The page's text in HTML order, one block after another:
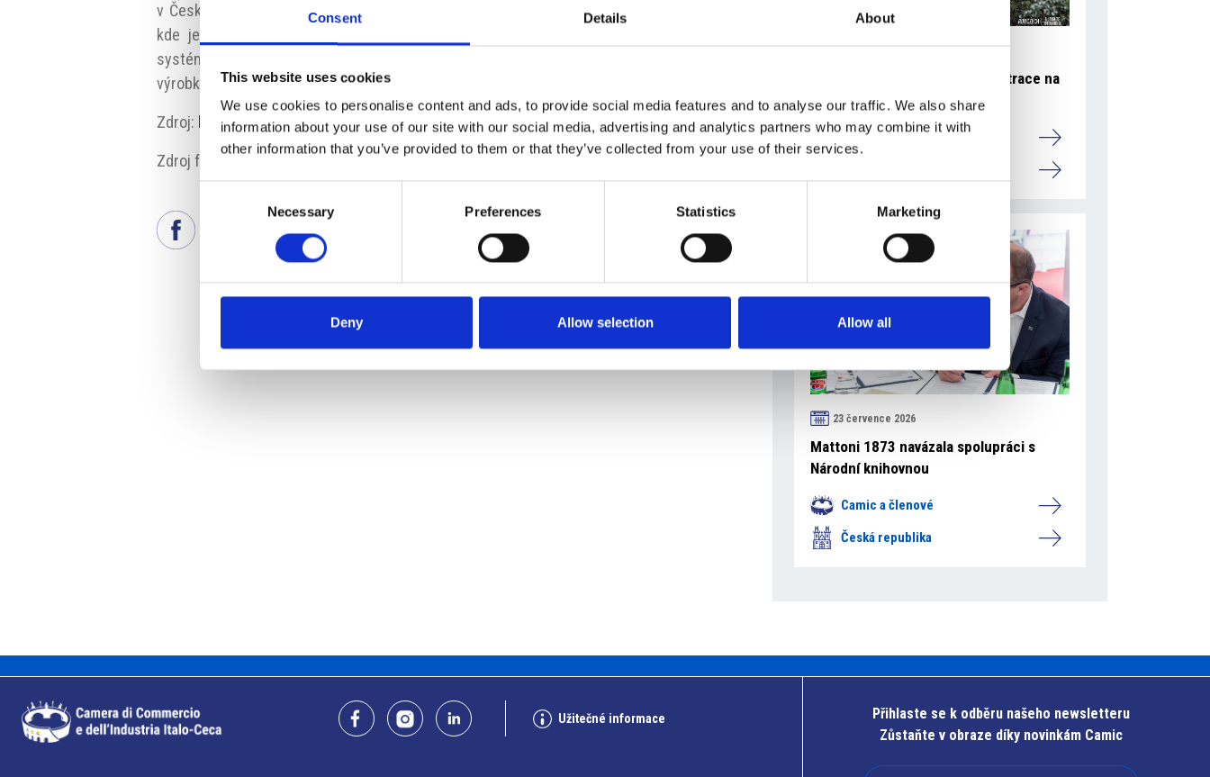
Consent Details About
This website uses cookies
We use cookies to personalise content and ads, to provide social media features and to analyse our traffic. We also share
information about your use of our site with our social media, advertising and analytics partners who may combine it with
other information that you’ve provided to them or that they’ve collected from your use of their services.
Necessary Preferences Statistics Marketing
Deny Allow selection Allow all
v České republice zrecykluje zhruba sedmdesát procent prodaných PET láhví. V zemích,
kde je systém záloh aktivní, podíl přesahuje devadesát procent. „Nesporná přednost
systému spočívá v tom, že spotřebitele ekonomicky motivuje k navrácení vybraných
výrobků do systému recyklace“, dodává
Zdroj: http://kmv.cz
Zdroj fotografie: Pixabay
27 července 2026
RunCzech změnil způsob registrace na
Generali půlmaraton Praha
Camic a členové
23 července 2026
Mattoni 1873 navázala spolupráci s
Národní knihovnou
Camic a členové
Česká republika
Užitečné informace
Přihlaste se k odběru našeho newsletteru
Zůstaňte v obraze díky novinkám Camic